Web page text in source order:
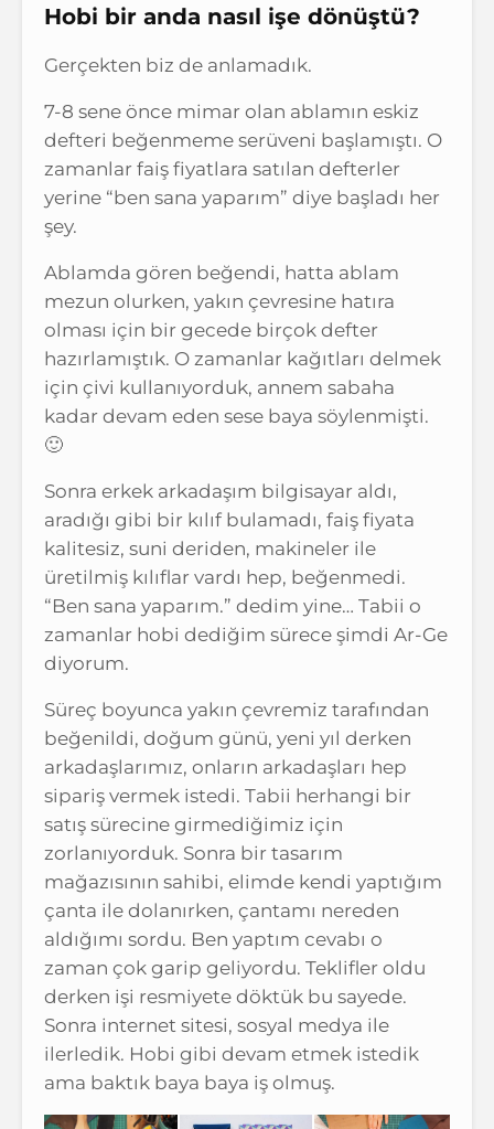
Hobi bir anda nasıl işe dönüştü?
Gerçekten biz de anlamadık.
7-8 sene önce mimar olan ablamın eskiz
defteri beğenmeme serüveni başlamıştı. O
zamanlar faiş fiyatlara satılan defterler
yerine “ben sana yaparım” diye başladı her
şey.
Ablamda gören beğendi, hatta ablam
mezun olurken, yakın çevresine hatıra
olması için bir gecede birçok defter
hazırlamıştık. O zamanlar kağıtları delmek
için çivi kullanıyorduk, annem sabaha
kadar devam eden sese baya söylenmişti.
🙂
Sonra erkek arkadaşım bilgisayar aldı,
aradığı gibi bir kılıf bulamadı, faiş fiyata
kalitesiz, suni deriden, makineler ile
üretilmiş kılıflar vardı hep, beğenmedi.
“Ben sana yaparım.” dedim yine… Tabii o
zamanlar hobi dediğim sürece şimdi Ar-Ge
diyorum.
Süreç boyunca yakın çevremiz tarafından
beğenildi, doğum günü, yeni yıl derken
arkadaşlarımız, onların arkadaşları hep
sipariş vermek istedi. Tabii herhangi bir
satış sürecine girmediğimiz için
zorlanıyorduk. Sonra bir tasarım
mağazısının sahibi, elimde kendi yaptığım
çanta ile dolanırken, çantamı nereden
aldığımı sordu. Ben yaptım cevabı o
zaman çok garip geliyordu. Teklifler oldu
derken işi resmiyete döktük bu sayede.
Sonra internet sitesi, sosyal medya ile
ilerledik. Hobi gibi devam etmek istedik
ama baktık baya baya iş olmuş.